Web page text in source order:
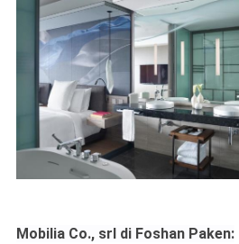
Mobilia Co., srl di Foshan Paken: